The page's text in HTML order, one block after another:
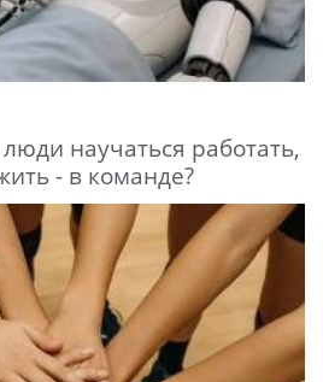
научаться работать,
- в команде?